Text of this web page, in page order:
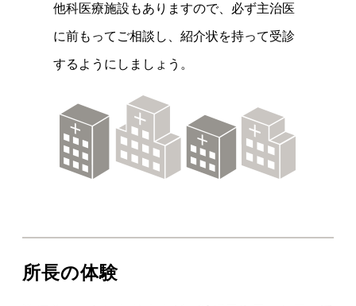
他科医療施設もありますので、必ず主治医
に前もってご相談し、紹介状を持って受診
するようにしましょう。
所長の体験